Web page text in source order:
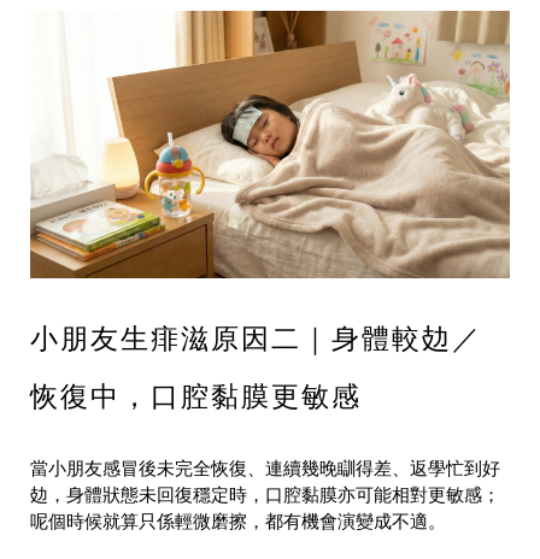
小朋友生痱滋原因二｜身體較攰／
恢復中，口腔黏膜更敏感
當小朋友感冒後未完全恢復、連續幾晚瞓得差、返學忙到好
攰，身體狀態未回復穩定時，口腔黏膜亦可能相對更敏感；
呢個時候就算只係輕微磨擦，都有機會演變成不適。